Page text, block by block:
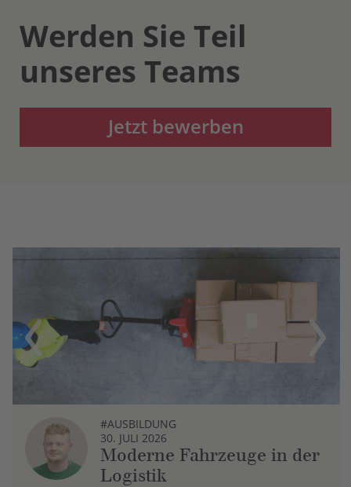
Werden Sie Teil
unseres Teams
Jetzt bewerben
Previous
#AUSBILDUNG
30. JULI 2026
Moderne Fahrzeuge in der
Logistik
Next